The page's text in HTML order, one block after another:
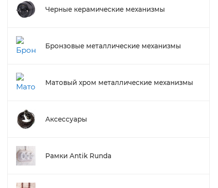
Черные керамические механизмы
Бронзовые металлические механизмы
Матовый хром металлические механизмы
Аксессуары
Рамки Antik Runda